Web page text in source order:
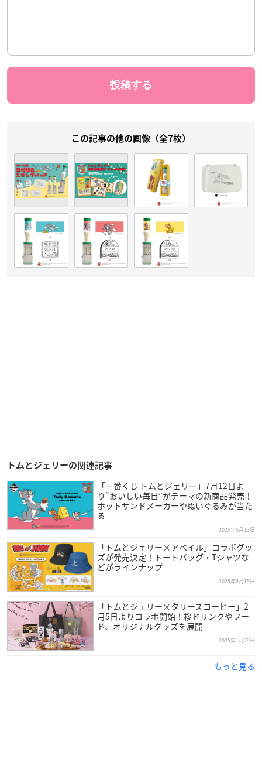
この記事の他の画像（全7枚）
トムとジェリーの関連記事
「一番くじ トムとジェリー」7月12日よ
り“おいしい毎日”がテーマの新商品発売！
ホットサンドメーカーやぬいぐるみが当た
る
2025年5月13日
「トムとジェリー×アベイル」コラボグッ
ズが発売決定！トートバッグ・Tシャツな
どがラインナップ
2025年4月15日
「トムとジェリー×タリーズコーヒー」2
月5日よりコラボ開始！桜ドリンクやフー
ド、オリジナルグッズを展開
2025年1月29日
もっと見る